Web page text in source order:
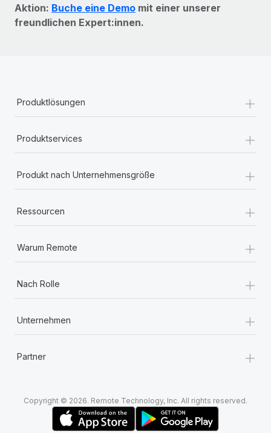
Aktion: Buche eine Demo mit einer unserer
freundlichen Expert:innen.
Produktlösungen +
Produktservices +
Produkt nach Unternehmensgröße +
Ressourcen +
Warum Remote +
Nach Rolle +
Unternehmen +
Partner +
Copyright © 2026. Remote Technology, Inc. All rights reserved.